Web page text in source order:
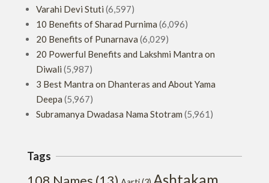
Varahi Devi Stuti (6,597)
10 Benefits of Sharad Purnima (6,096)
20 Benefits of Punarnava (6,029)
20 Powerful Benefits and Lakshmi Mantra on
Diwali (5,987)
3 Best Mantra on Dhanteras and About Yama
Deepa (5,967)
Subramanya Dwadasa Nama Stotram (5,961)
Tags